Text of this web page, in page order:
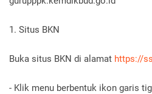
1. Situs BKN
Buka situs BKN di alamat https://
- Klik menu berbentuk ikon garis